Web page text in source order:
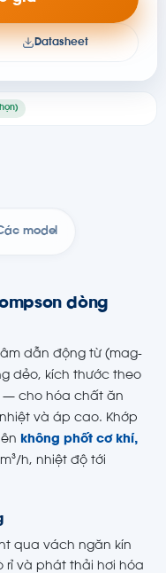
Datasheet
model
dòng
dẫn động từ (mag-
dẻo, kích thước theo
— cho hóa chất ăn
và áp cao. Khớp
không phốt cơ khí,
h, nhiệt độ tới
qua vách ngăn kín
rỉ và phát thải hơi hóa